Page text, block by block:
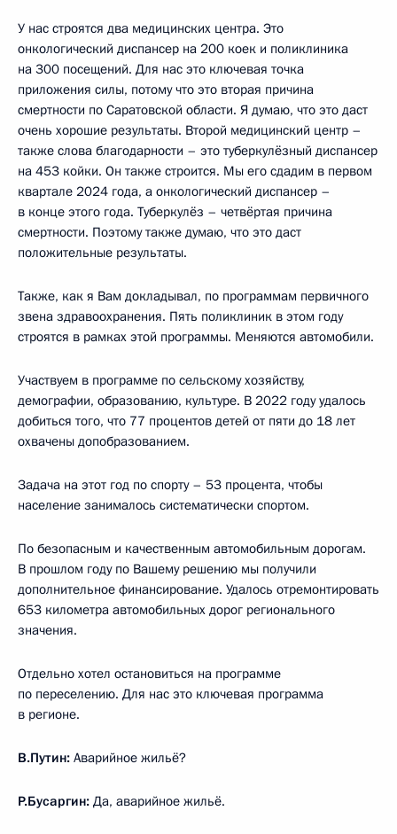
У нас строятся два медицинских центра. Это
онкологический диспансер на 200 коек и поликлиника
на 300 посещений. Для нас это ключевая точка
приложения силы, потому что это вторая причина
смертности по Саратовской области. Я думаю, что это даст
очень хорошие результаты. Второй медицинский центр –
также слова благодарности – это туберкулёзный диспансер
на 453 койки. Он также строится. Мы его сдадим в первом
квартале 2024 года, а онкологический диспансер –
в конце этого года. Туберкулёз – четвёртая причина
смертности. Поэтому также думаю, что это даст
положительные результаты.
Также, как я Вам докладывал, по программам первичного
звена здравоохранения. Пять поликлиник в этом году
строятся в рамках этой программы. Меняются автомобили.
Участвуем в программе по сельскому хозяйству,
демографии, образованию, культуре. В 2022 году удалось
добиться того, что 77 процентов детей от пяти до 18 лет
охвачены допобразованием.
Задача на этот год по спорту – 53 процента, чтобы
население занималось систематически спортом.
По безопасным и качественным автомобильным дорогам.
В прошлом году по Вашему решению мы получили
дополнительное финансирование. Удалось отремонтировать
653 километра автомобильных дорог регионального
значения.
Отдельно хотел остановиться на программе
по переселению. Для нас это ключевая программа
в регионе.
В.Путин: Аварийное жильё?
Р.Бусаргин: Да, аварийное жильё.